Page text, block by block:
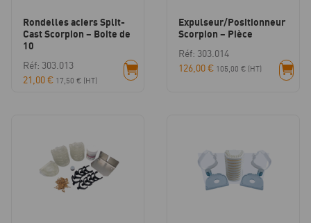
Rondelles aciers Split-
Cast Scorpion – Boite de
10
Réf: 303.013
21,00€ 17,50 € (HT)
Expulseur/Positionneur
Scorpion – Pièce
Réf: 303.014
126,00€ 105,00 € (HT)